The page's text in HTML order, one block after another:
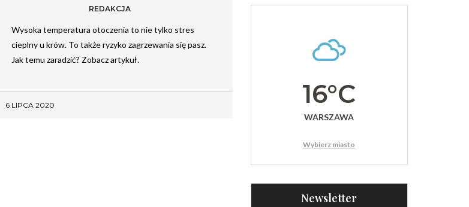
REDAKCJA
Wysoka temperatura otoczenia to nie tylko stres
cieplny u krów. To także ryzyko zagrzewania się pasz.
Jak temu zaradzić? Zobacz artykuł.
6 LIPCA 2020 16°C
WARSZAWA
Wybierz miasto
Newsletter
dane osobowe będą przetwarzane zgodnie